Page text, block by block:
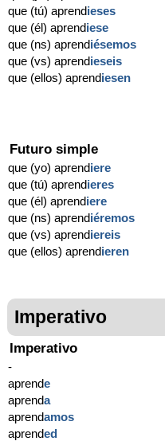
que (tú) aprendieses
que (él) aprendiese
que (ns) aprendiésemos
que (vs) aprendieseis
que (ellos) aprendiesen
Futuro simple
que (yo) aprendiere
que (tú) aprendieres
que (él) aprendiere
que (ns) aprendiéremos
que (vs) aprendiereis
que (ellos) aprendieren
Imperativo
Imperativo
-
aprende
aprenda
aprendamos
aprended